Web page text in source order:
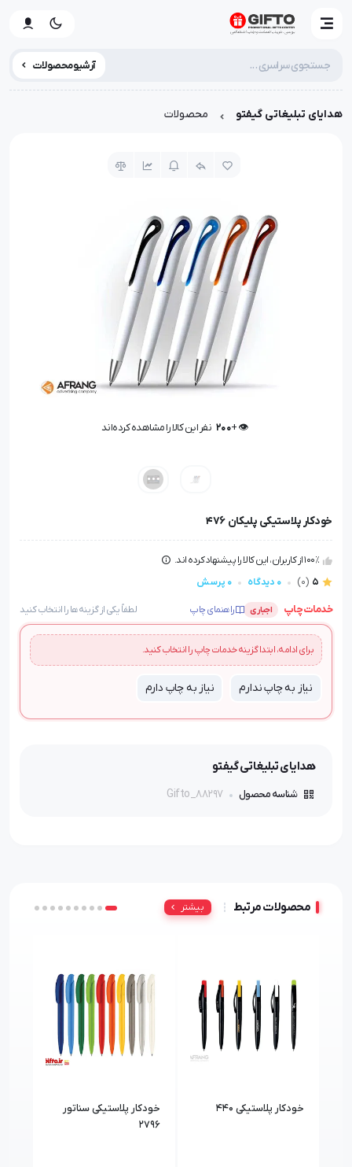
آرشیو محصولات
هدایای تبلیغاتی گیفتو محصولات
👁️ +
200 نفر این کالا را مشاهده کرده‌اند
خودکار پلاستیکی پلیکان 476
100٪ از کاربران، این کالا را پیشنهاد کرده اند.
5
(0) 0 دیدگاه 0 پرسش
خدمات چاپ اجباری راهنمای چاپ لطفاً یکی از گزینه‌ها را انتخاب کنید
برای ادامه، ابتدا گزینه خدمات چاپ را انتخاب کنید.
نیاز به چاپ ندارم نیاز به چاپ دارم
هدایای تبلیغاتی گیفتو
شناسه محصول Gifto_88297
محصولات مرتبط بیشتر
خودکار پلاستیکی 440
خودکار پلاستیکی سناتور
2796